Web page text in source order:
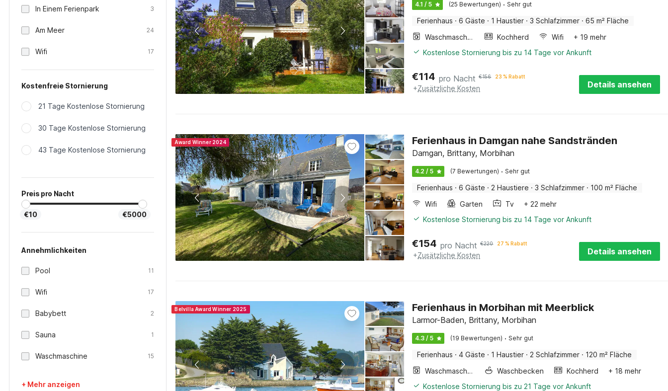
In Einem Ferienpark 3
Am Meer 24
Wifi 17
Kostenfreie Stornierung
21 Tage Kostenlose Stornierung
30 Tage Kostenlose Stornierung
43 Tage Kostenlose Stornierung
Preis pro Nacht
€10 €5000
Annehmlichkeiten
Pool 11
Wifi 17
Babybett 2
Sauna 1
Waschmaschine 15
+ Mehr anzeigen
4.1 / 5 (25 Bewertungen) · Sehr gut
Ferienhaus · 6 Gäste · 1 Haustier · 3 Schlafzimmer · 65 m² Fläche
Waschmaschine
Kochherd Wifi
+ 19 mehr
Kostenlose Stornierung bis zu 14 Tage vor Ankunft
€114 pro Nacht €156 23 % Rabatt
+Zusätzliche Kosten Details ansehen
Award Winner 2024 Ferienhaus in Damgan nahe Sandstränden
Damgan, Brittany, Morbihan
4.2 / 5 (7 Bewertungen) · Sehr gut
Ferienhaus · 6 Gäste · 2 Haustiere · 3 Schlafzimmer · 100 m² Fläche
Wifi
Garten Tv
+ 22 mehr
Kostenlose Stornierung bis zu 14 Tage vor Ankunft
€154 pro Nacht €220 27 % Rabatt
+Zusätzliche Kosten Details ansehen
Belvilla Award Winner 2025 Ferienhaus in Morbihan mit Meerblick
Larmor-Baden, Brittany, Morbihan
4.3 / 5 (19 Bewertungen) · Sehr gut
Ferienhaus · 4 Gäste · 1 Haustier · 2 Schlafzimmer · 120 m² Fläche
Waschmaschine
Waschbecken Kochherd
+ 18 mehr
Kostenlose Stornierung bis zu 21 Tage vor Ankunft